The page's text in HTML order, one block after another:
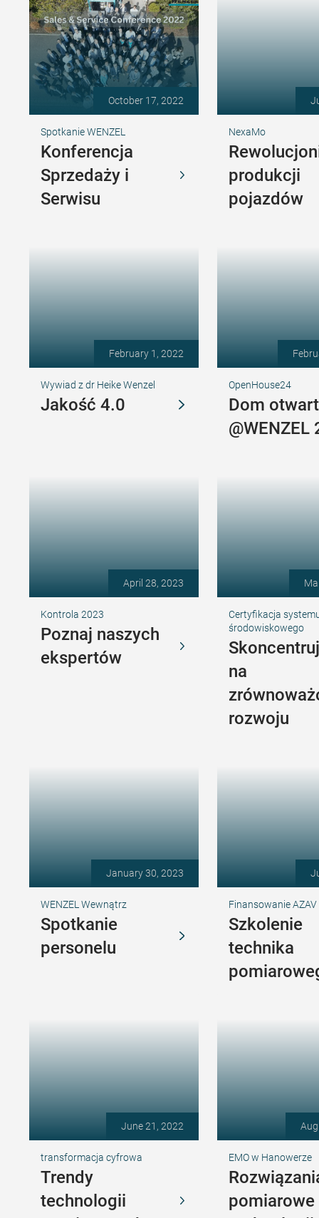
October 17, 2022
Spotkanie WENZEL
Konferencja
Sprzedaży i
Serwisu
NexaMo
produkcji
pojazdów
February 1, 2022
Wywiad z dr Heike Wenzel
Jakość 4.0
OpenHouse24
Dom
@WENZEL
April 28, 2023
Kontrola 2023
Poznaj naszych
ekspertów
Certyfikacja
środowiskowego
na
rozwoju
January 30, 2023
WENZEL Wewnątrz
Spotkanie
personelu
Finansowanie AZAV
Szkolenie
technika
June 21, 2022
transformacja cyfrowa
Trendy
technologii
EMO w Hanowerze
pomiarowe